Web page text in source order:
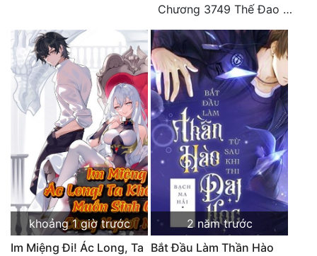
Xuyên Thư
Điền Văn
Đô Thị
Đông Phương
Đông Phương Huyền Huyễn
Đồng Nhân
Cẩu Đạo Trường Sinh
Chương 3749 Thế Đao xuất kích
khoảng 1 giờ trước
Im Miệng Đi! Ác Long, Ta
2 năm trước
Bắt Đầu Làm Thần Hào